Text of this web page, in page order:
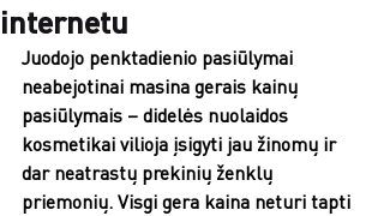
internetu
Juodojo penktadienio pasiūlymai
neabejotinai masina gerais kainų
pasiūlymais – didelės nuolaidos
kosmetikai vilioja įsigyti jau žinomų ir
dar neatrastų prekinių ženklų
priemonių. Visgi gera kaina neturi tapti